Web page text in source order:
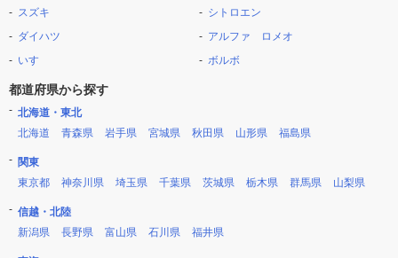
スズキ
ダイハツ
いすゞ
シトロエン
アルファ ロメオ
ボルボ
都道府県から探す
北海道・東北
北海道
青森県 岩手県 宮城県 秋田県 山形県 福島県
関東
東京都
神奈川県 埼玉県 千葉県 茨城県 栃木県 群馬県 山梨県
信越・北陸
新潟県
長野県 富山県 石川県 福井県